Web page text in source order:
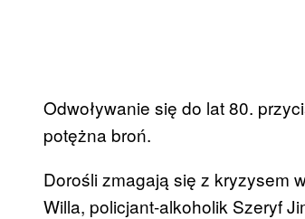
Odwoływanie się do lat 80.
potężna broń.
Dorośli zmagają się z kryzysem
Willa, policjant-alkoholik Szeryf